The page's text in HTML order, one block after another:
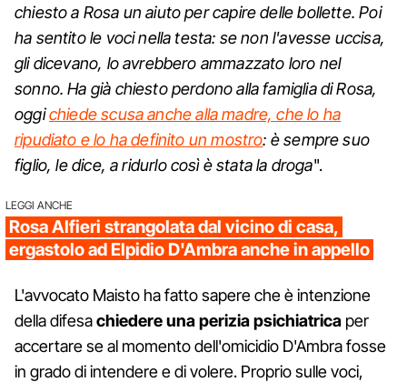
chiesto a Rosa un aiuto per capire delle bollette. Poi
ha sentito le voci nella testa: se non l'avesse uccisa,
gli dicevano, lo avrebbero ammazzato loro nel
sonno. Ha già chiesto perdono alla famiglia di Rosa,
oggichiede scusa anche alla madre, che lo ha
ripudiato e lo ha definito un mostro: è sempre suo
figlio, le dice, a ridurlo così è stata la droga".
LEGGI ANCHE
Rosa Alfieri strangolata dal vicino di casa,
ergastolo ad Elpidio D'Ambra anche in appello
L'avvocato Maisto ha fatto sapere che è intenzione
della difesachiedere una perizia psichiatrica per
accertare se al momento dell'omicidio D'Ambra fosse
in grado di intendere e di volere. Proprio sulle voci,